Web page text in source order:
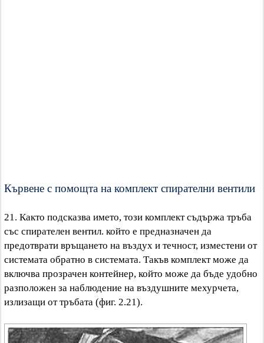
Кървене с помощта на комплект спирателни вентили
21. Както подсказва името, този комплект съдържа тръба
със спирателен вентил. който е предназначен да
предотврати връщането на въздух и течност, изместени от
системата обратно в системата. Такъв комплект може да
включва прозрачен контейнер, който може да бъде удобно
разположен за наблюдение на въздушните мехурчета,
излизащи от тръбата (фиг. 2.21).